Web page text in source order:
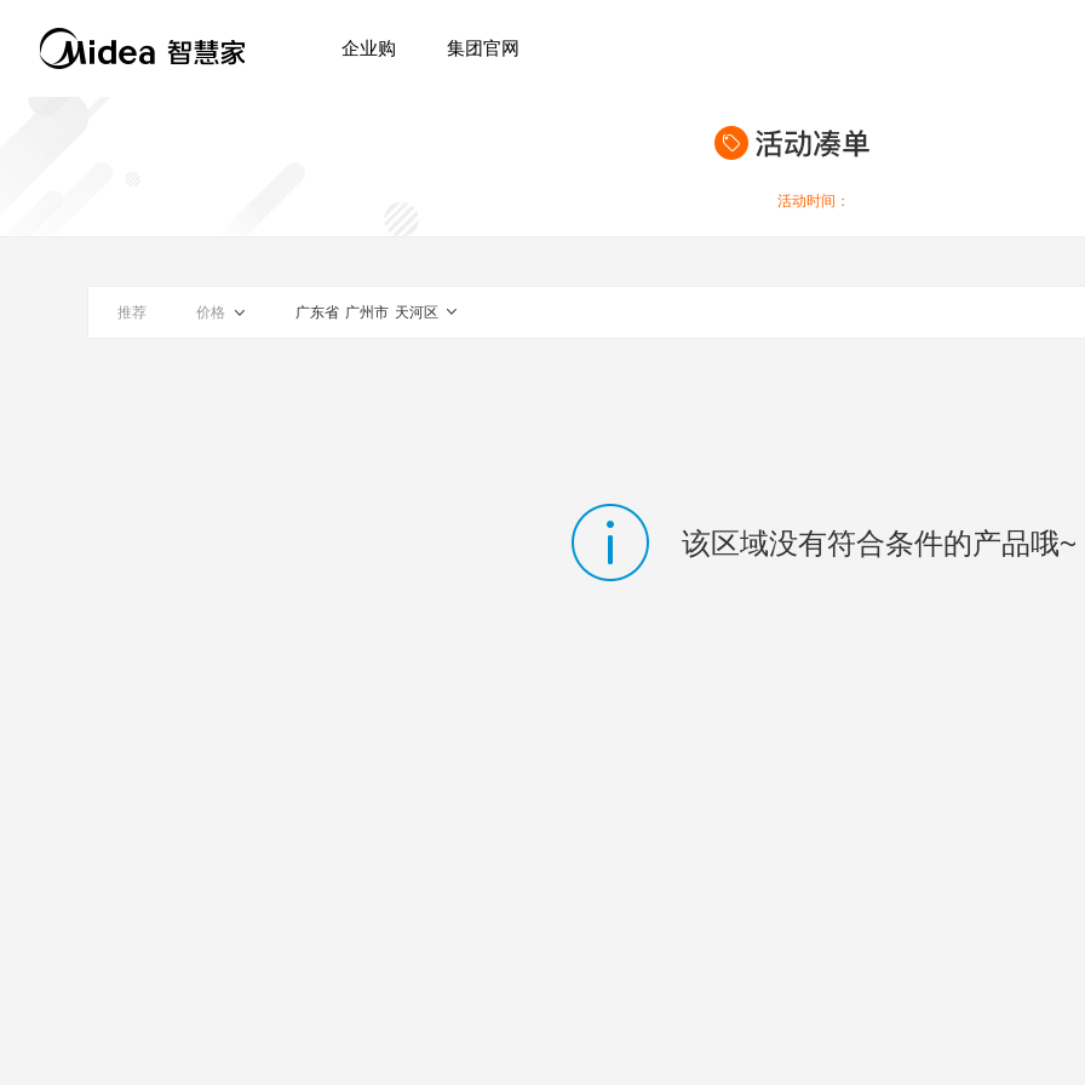
企业购 集团官网
活动时间：
推荐 价格 广东省 广州市 天河区
该区域没有符合条件的产品哦~